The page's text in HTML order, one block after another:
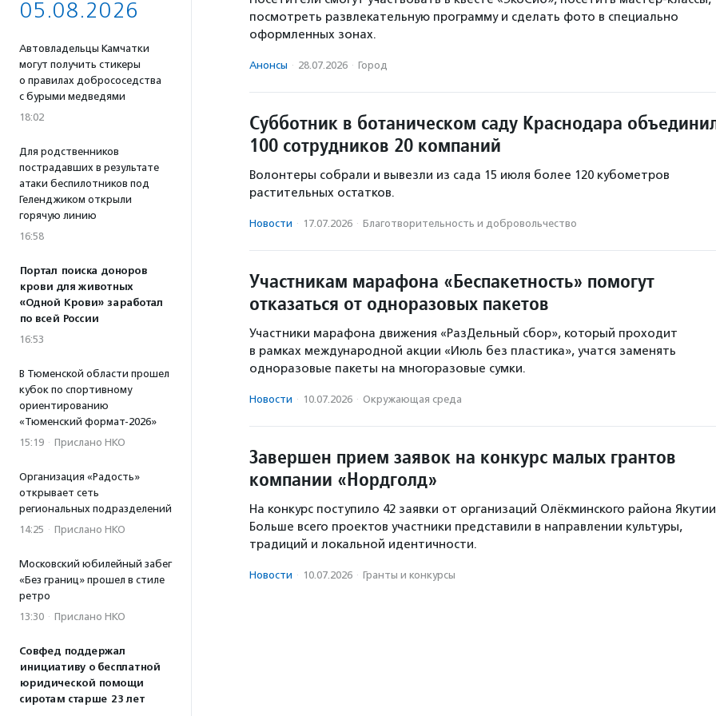
05.08.2026
Автовладельцы Камчатки
могут получить стикеры
о правилах добрососедства
с бурыми медведями
18:02
Для родственников
пострадавших в результате
атаки беспилотников под
Геленджиком открыли
горячую линию
16:58
Портал поиска доноров
крови для животных
«Одной Крови» заработал
по всей России
16:53
В Тюменской области прошел
кубок по спортивному
ориентированию
«Тюменский формат-2026»
15:19 · Прислано НКО
Организация «Радость»
открывает сеть
региональных подразделений
14:25 · Прислано НКО
Московский юбилейный забег
«Без границ» прошел в стиле
ретро
13:30 · Прислано НКО
Совфед поддержал
инициативу о бесплатной
юридической помощи
сиротам старше 23 лет
посмотреть развлекательную программу и сделать фото в специально
оформленных зонах.
Анонсы · 28.07.2026 · Город
Субботник в ботаническом саду Краснодара
100 сотрудников 20 компаний
Волонтеры собрали и вывезли из сада 15 июля более 120 кубометров
растительных остатков.
Новости · 17.07.2026 · Благотвори­тель­ность и доброволь­чест­во
Участникам марафона «Беспакетность» помогут
отказаться от одноразовых пакетов
Участники марафона движения «РазДельный сбор», который проходит
в рамках международной акции «Июль без пластика», учатся заменять
одноразовые пакеты на многоразовые сумки.
Новости · 10.07.2026 · Окружающая среда
Завершен прием заявок на конкурс малых грантов
компании «Нордголд»
На конкурс поступило 42 заявки от организаций Олёкминского района
Больше всего проектов участники представили в направлении культуры,
традиций и локальной идентичности.
Новости · 10.07.2026 · Гранты и конкурсы